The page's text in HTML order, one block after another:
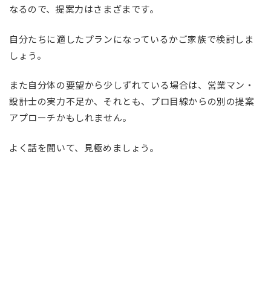
なるので、提案力はさまざまです。
自分たちに適したプランになっているかご家族で検討しま
しょう。
また自分体の要望から少しずれている場合は、営業マン・
設計士の実力不足か、それとも、プロ目線からの別の提案
アプローチかもしれません。
よく話を聞いて、見極めましょう。